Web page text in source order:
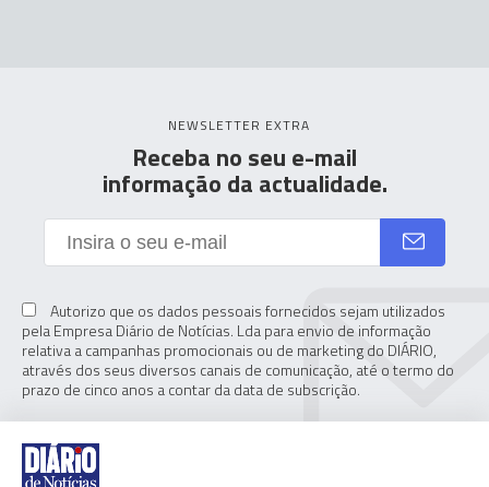
NEWSLETTER EXTRA
Receba no seu e-mail
informação da actualidade.
Autorizo que os dados pessoais fornecidos sejam utilizados
pela Empresa Diário de Notícias. Lda para envio de informação
relativa a campanhas promocionais ou de marketing do DIÁRIO,
através dos seus diversos canais de comunicação, até o termo do
prazo de cinco anos a contar da data de subscrição.